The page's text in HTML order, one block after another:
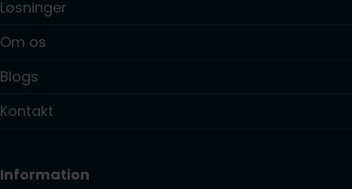
Løsninger
Om os
Blogs
Kontakt
Information